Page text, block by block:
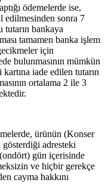
ödemelerde ise,
edilmesinden sonra 7
bankaya
tamamen banka işlem
için
bulunmasının mümkün
iade edilen tutarın
ortalama 2 ile 3
ürünün (Konser
adresteki
gün içerisinde
ve hiçbir gerekçe
cayma hakkını